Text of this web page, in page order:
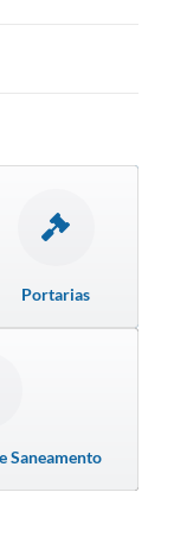
Portarias
Saneamento